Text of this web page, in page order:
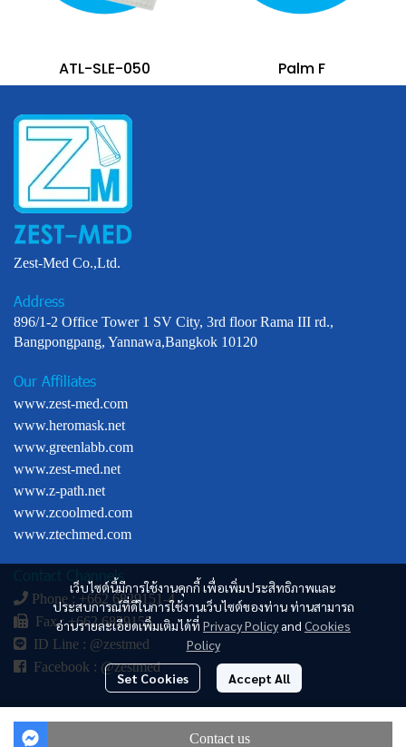
ATL-SLE-050 Palm F
Contact us
เว็บไซต์นี้มีการใช้งานคุกกี้ เพื่อเพิ่มประสิทธิภาพและ
ประสบการณ์ที่ดีในการใช้งานเว็บไซต์ของท่าน ท่านสามารถ
อ่านรายละเอียดเพิ่มเติมได้ที่ Privacy Policy and Cookies
Policy
Set Cookies Accept All
Zest-Med Co.,Ltd.
Address
896/1-2 Office Tower 1 SV City, 3rd floor Rama III rd.,
Bangpongpang, Yannawa,Bangkok 10120
Our Affiliates
www.zest-med.com
www.heromask.net
www.greenlabb.com
www.zest-med.net
www.z-path.net
www.zcoolmed.com
www.ztechmed.com
Contact Channels
Phone : +662 6829151-4
Fax : +662 6829155
ID Line : @zestmed
Facebook : @zestmed